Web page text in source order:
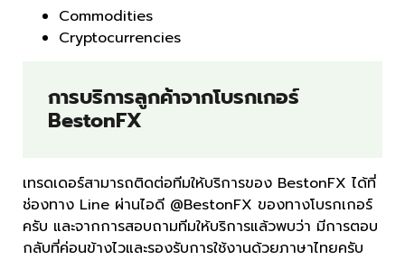
Commodities
Cryptocurrencies
การบริการลูกค้าจากโบรกเกอร์
BestonFX
เทรดเดอร์สามารถติดต่อทีมให้บริการของ BestonFX ได้ที่
ช่องทาง Line ผ่านไอดี @BestonFX ของทางโบรกเกอร์
ครับ และจากการสอบถามทีมให้บริการแล้วพบว่า มีการตอบ
กลับที่ค่อนข้างไวและรองรับการใช้งานด้วยภาษาไทยครับ